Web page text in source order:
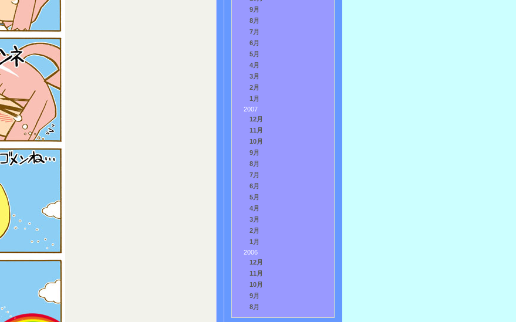
9月
8月
7月
6月
5月
4月
3月
2月
1月
2007
12月
11月
10月
9月
8月
7月
6月
5月
4月
3月
2月
1月
2006
12月
11月
10月
9月
8月